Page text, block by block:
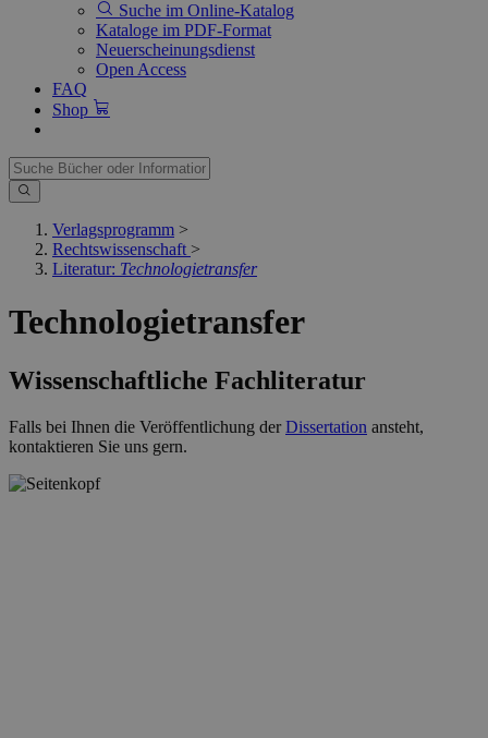
Suche im Online-Katalog
Kataloge im PDF-Format
Neuerscheinungsdienst
Open Access
FAQ
Shop
Verlagsprogramm >
Rechtswissenschaft >
Literatur: Technologietransfer
Technologietransfer
Wissenschaftliche Fachliteratur
Falls bei Ihnen die Veröffentlichung derDissertation ansteht,
kontaktieren Sie uns gern.